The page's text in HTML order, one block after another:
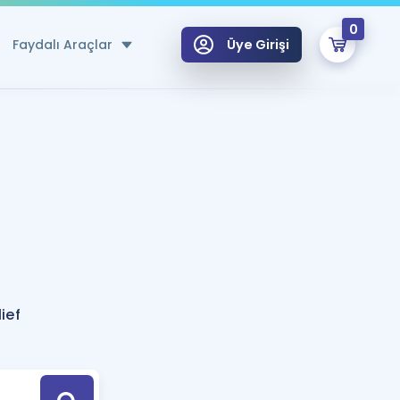
Faydalı Araçlar
Hesaplama Aracı
için Öneriler
Tek Takvimde
Üye Girişi
0
Hoca ile seni sınava hazırlayacak onlarca eğitim seni bekliyor!